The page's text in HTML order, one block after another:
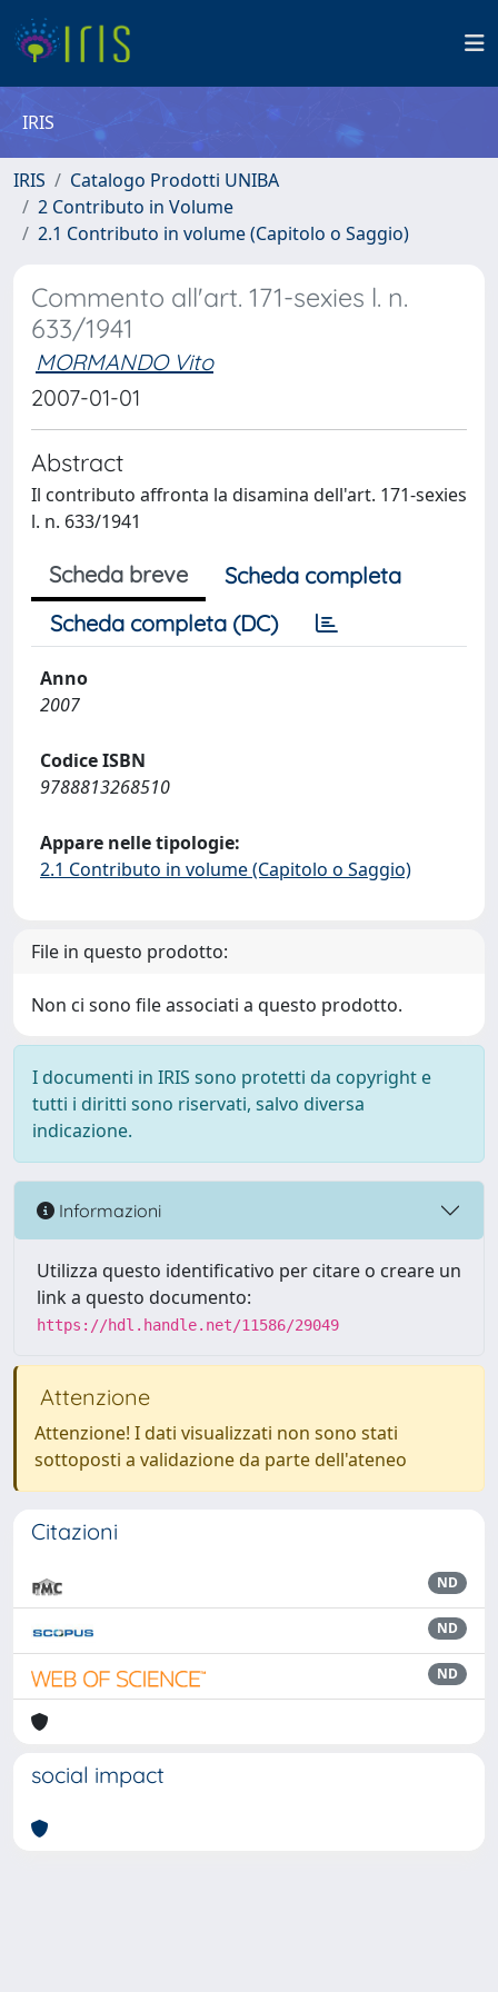
IRIS
IRIS
Catalogo Prodotti UNIBA
2 Contributo in Volume
2.1 Contributo in volume (Capitolo o Saggio)
Commento all'art. 171-sexies l. n.
633/1941
MORMANDO Vito
2007-01-01
Abstract
Il contributo affronta la disamina dell'art. 171-sexies
l. n. 633/1941
Scheda breve
Scheda completa
Scheda completa (DC)
Anno
2007
Codice ISBN
9788813268510
Appare nelle tipologie:
2.1 Contributo in volume (Capitolo o Saggio)
File in questo prodotto:
Non ci sono file associati a questo prodotto.
I documenti in IRIS sono protetti da copyright e
tutti i diritti sono riservati, salvo diversa
indicazione.
Informazioni
Utilizza questo identificativo per citare o creare un
link a questo documento:
https://hdl.handle.net/11586/29049
Attenzione
Attenzione! I dati visualizzati non sono stati
sottoposti a validazione da parte dell'ateneo
Citazioni
ND
ND
ND
social impact